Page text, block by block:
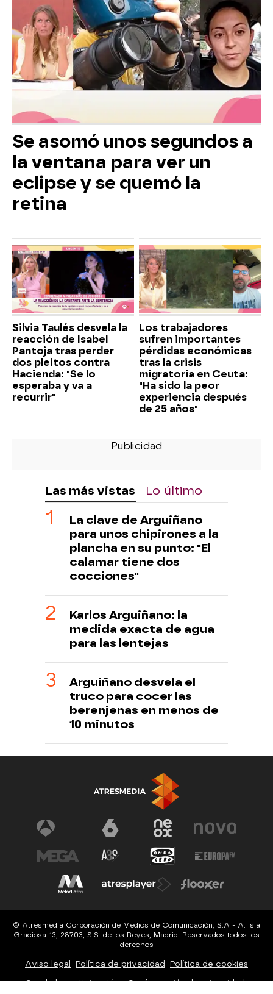
Se asomó unos segundos a
la ventana para ver un
eclipse y se quemó la
retina
Silvia Taulés desvela la
reacción de Isabel
Pantoja tras perder
dos pleitos contra
Hacienda: "Se lo
esperaba y va a
recurrir"
Los trabajadores
sufren importantes
pérdidas económicas
tras la crisis
migratoria en Ceuta:
"Ha sido la peor
experiencia después
de 25 años"
Las más vistas Lo último
La clave de Arguiñano
para unos chipirones a la
plancha en su punto: "El
calamar tiene dos
cocciones"
Karlos Arguiñano: la
medida exacta de agua
para las lentejas
Arguiñano desvela el
truco para cocer las
berenjenas en menos de
10 minutos
© Atresmedia Corporación de Medios de Comunicación, S.A - A. Isla
Graciosa 13, 28703, S.S. de los Reyes, Madrid. Reservados todos los
derechos
Aviso legal Política de privacidad Política de cookies
Cond. de participación Configuración de privacidad